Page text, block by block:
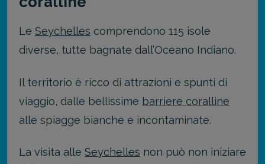
Le Seychelles comprendono 115 isole
diverse, tutte bagnate dall’Oceano Indiano.
Il territorio è ricco di attrazioni e spunti di
viaggio, dalle bellissime barriere coralline
alle spiagge bianche e incontaminate.
La visita alle Seychelles non può non iniziare